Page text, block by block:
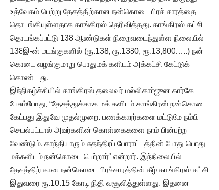
உத்வேகம் பெற்று தேசத்திற்கான நன்கொடை பிரச் சாரத்தை
தொடங்கியுள்ளதாக காங்கிரஸ் தெரிவித்தது. காங்கிரஸ் கட்சி
தொடங்கப்பட்டு 138 ஆண்டுகள் நிறைவடைந்துள்ள நிலையில்
138இ-ன் மடங்குகளில் (ரூ.138, ரூ.1380, ரூ.13,800…..) நன்
கொடை வழங்குமாறு பொதுமக் களிடம் அக்கட்சி கேட்டுக்
கொண் டது.
இந்நிகழ்ச்சியில் காங்கிரஸ் தலைவர் மல்லிகார்ஜுன கார்கே
பேசும்போது, “தேசத்துக்காக மக் களிடம் காங்கிரஸ் நன்கொடை
கேட்பது இதுவே முதல்முறை. பணக்காரர்களை மட்டுமே நம்பி
செயல்பட்டால் அவர்களின் கொள்கைகளை நாம் பின்பற்ற
வேண்டும். காந்தியாரும் சுதந்திரப் போராட்டத்தின் போது பொது
மக்களிடம் நன்கொடை பெற்றார்” என்றார். இந்நிலையில்
தேசத்திற் கான நன்கொடை பிரச்சாரத்தின் கீழ் காங்கிரஸ் கட்சி
இதுவரை ரூ.10.15 கோடி நிதி வசூலித்துள்ளது. இதனை